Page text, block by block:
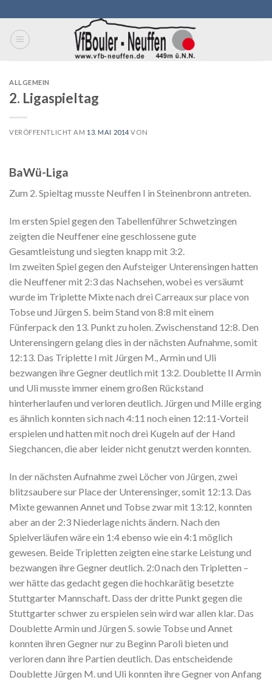
to
content
ALLGEMEIN
2. Ligaspieltag
VERÖFFENTLICHT AM 13. MAI 2014 VON
BaWü-Liga
Zum 2. Spieltag musste Neuffen I in Steinenbronn antreten.
Im ersten Spiel gegen den Tabellenführer Schwetzingen
zeigten die Neuffener eine geschlossene gute
Gesamtleistung und siegten knapp mit 3:2.
Im zweiten Spiel gegen den Aufsteiger Unterensingen hatten
die Neuffener mit 2:3 das Nachsehen, wobei es versäumt
wurde im Triplette Mixte nach drei Carreaux sur place von
Tobse und Jürgen S. beim Stand von 8:8 mit einem
Fünferpack den 13. Punkt zu holen. Zwischenstand 12:8. Den
Unterensingern gelang dies in der nächsten Aufnahme, somit
12:13. Das Triplette I mit Jürgen M., Armin und Uli
bezwangen ihre Gegner deutlich mit 13:2. Doublette II Armin
und Uli musste immer einem großen Rückstand
hinterherlaufen und verloren deutlich. Jürgen und Mille erging
es ähnlich konnten sich nach 4:11 noch einen 12:11-Vorteil
erspielen und hatten mit noch drei Kugeln auf der Hand
Siegchancen, die aber leider nicht genutzt werden konnten.
In der nächsten Aufnahme zwei Löcher von Jürgen, zwei
blitzsaubere sur Place der Unterensinger, somit 12:13. Das
Mixte gewannen Annet und Tobse zwar mit 13:12, konnten
aber an der 2:3 Niederlage nichts ändern. Nach den
Spielverläufen wäre ein 1:4 ebenso wie ein 4:1 möglich
gewesen. Beide Tripletten zeigten eine starke Leistung und
bezwangen ihre Gegner deutlich. 2:0 nach den Tripletten –
wer hätte das gedacht gegen die hochkarätig besetzte
Stuttgarter Mannschaft. Dass der dritte Punkt gegen die
Stuttgarter schwer zu erspielen sein wird war allen klar. Das
Doublette Armin und Jürgen S. sowie Tobse und Annet
konnten ihren Gegner nur zu Beginn Paroli bieten und
verloren dann ihre Partien deutlich. Das entscheidende
Doublette Jürgen M. und Uli konnten ihre Gegner von Anfang